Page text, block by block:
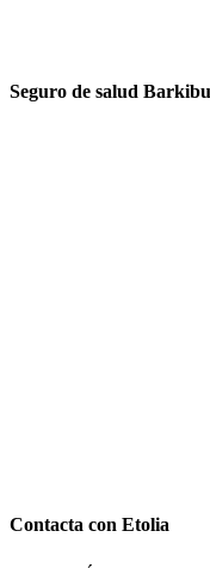
Seguro de salud
Contacta con Etolia